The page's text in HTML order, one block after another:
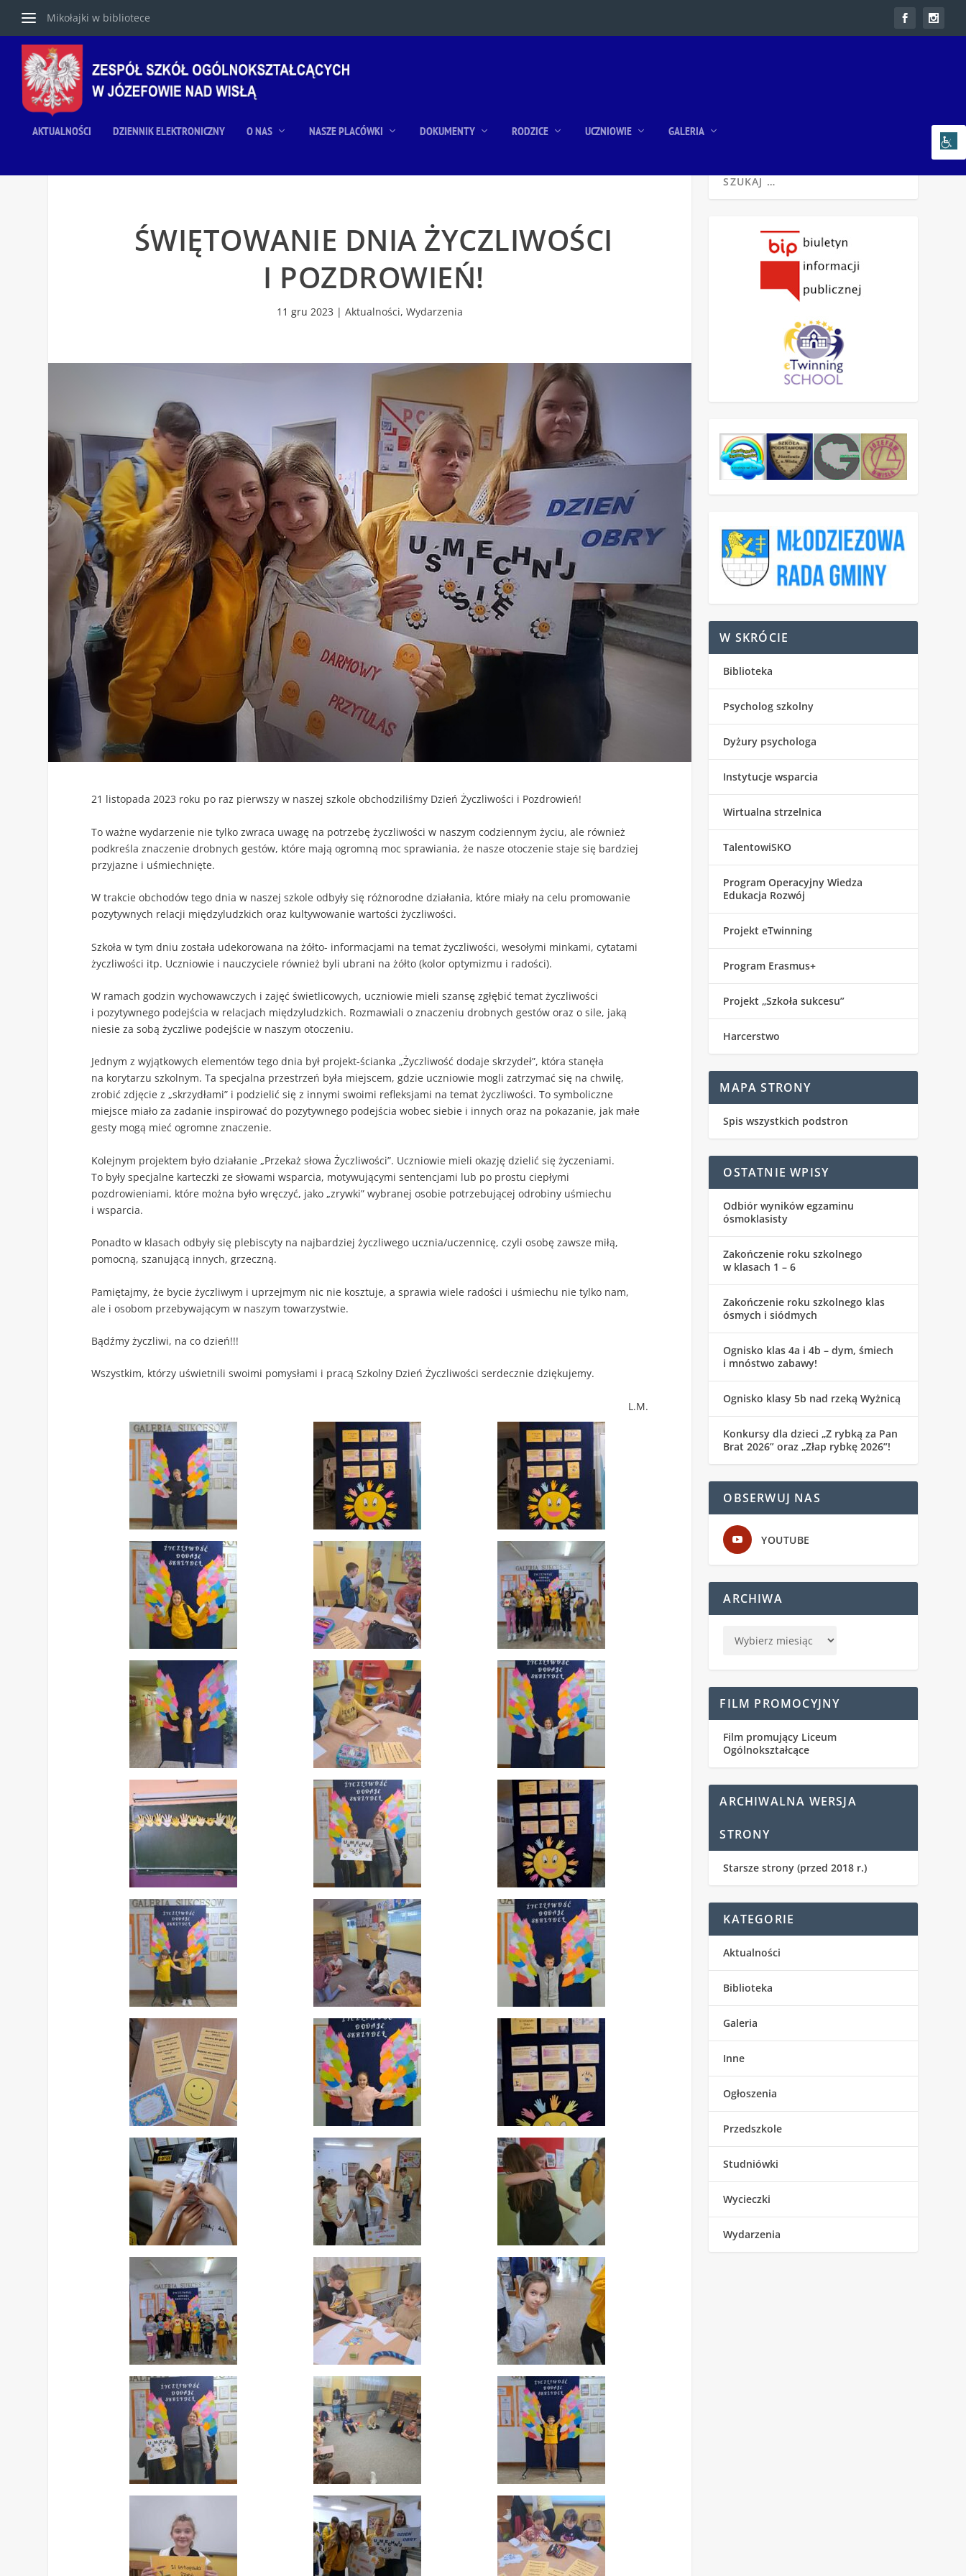
Mikołajki w bibliotece
AKTUALNOŚCI DZIENNIK ELEKTRONICZNY O NAS NASZE PLACÓWKI DOKUMENTY RODZICE UCZNIOWIE GALERIA
ŚWIĘTOWANIE DNIA ŻYCZLIWOŚCI
I POZDROWIEŃ!
11 gru 2023 |Aktualności,Wydarzenia
21 listopada 2023 roku po raz pierwszy w naszej szkole obchodziliśmy Dzień Życzliwości i Pozdrowień!
To ważne wydarzenie nie tylko zwraca uwagę na potrzebę życzliwości w naszym codziennym życiu, ale również
podkreśla znaczenie drobnych gestów, które mają ogromną moc sprawiania, że nasze otoczenie staje się bardziej
przyjazne i uśmiechnięte.
W trakcie obchodów tego dnia w naszej szkole odbyły się różnorodne działania, które miały na celu promowanie
pozytywnych relacji międzyludzkich oraz kultywowanie wartości życzliwości.
Szkoła w tym dniu została udekorowana na żółto- informacjami na temat życzliwości, wesołymi minkami, cytatami
życzliwości itp. Uczniowie i nauczyciele również byli ubrani na żółto (kolor optymizmu i radości).
W ramach godzin wychowawczych i zajęć świetlicowych, uczniowie mieli szansę zgłębić temat życzliwości
i pozytywnego podejścia w relacjach międzyludzkich. Rozmawiali o znaczeniu drobnych gestów oraz o sile, jaką
niesie za sobą życzliwe podejście w naszym otoczeniu.
Jednym z wyjątkowych elementów tego dnia był projekt-ścianka „Życzliwość dodaje skrzydeł”, która stanęła
na korytarzu szkolnym. Ta specjalna przestrzeń była miejscem, gdzie uczniowie mogli zatrzymać się na chwilę,
zrobić zdjęcie z „skrzydłami” i podzielić się z innymi swoimi refleksjami na temat życzliwości. To symboliczne
miejsce miało za zadanie inspirować do pozytywnego podejścia wobec siebie i innych oraz na pokazanie, jak małe
gesty mogą mieć ogromne znaczenie.
Kolejnym projektem było działanie „Przekaż słowa Życzliwości”. Uczniowie mieli okazję dzielić się życzeniami.
To były specjalne karteczki ze słowami wsparcia, motywującymi sentencjami lub po prostu ciepłymi
pozdrowieniami, które można było wręczyć, jako „zrywki” wybranej osobie potrzebującej odrobiny uśmiechu
i wsparcia.
Ponadto w klasach odbyły się plebiscyty na najbardziej życzliwego ucznia/uczennicę, czyli osobę zawsze miłą,
pomocną, szanującą innych, grzeczną.
Pamiętajmy, że bycie życzliwym i uprzejmym nic nie kosztuje, a sprawia wiele radości i uśmiechu nie tylko nam,
ale i osobom przebywającym w naszym towarzystwie.
Bądźmy życzliwi, na co dzień!!!
Wszystkim, którzy uświetnili swoimi pomysłami i pracą Szkolny Dzień Życzliwości serdecznie dziękujemy.
L.M.
W SKRÓCIE
Biblioteka
Psycholog szkolny
Dyżury psychologa
Instytucje wsparcia
Wirtualna strzelnica
TalentowiSKO
Program Operacyjny Wiedza
Edukacja Rozwój
Projekt eTwinning
Program Erasmus+
Projekt „Szkoła sukcesu”
Harcerstwo
MAPA STRONY
Spis wszystkich podstron
OSTATNIE WPISY
Odbiór wyników egzaminu
ósmoklasisty
Zakończenie roku szkolnego
w klasach 1 – 6
Zakończenie roku szkolnego klas
ósmych i siódmych
Ognisko klas 4a i 4b – dym, śmiech
i mnóstwo zabawy!
Ognisko klasy 5b nad rzeką Wyżnicą
Konkursy dla dzieci „Z rybką za Pan
Brat 2026” oraz „Złap rybkę 2026”!
OBSERWUJ NAS
YOUTUBE
ARCHIWA
FILM PROMOCYJNY
Film promujący Liceum
Ogólnokształcące
ARCHIWALNA WERSJA
STRONY
Starsze strony (przed 2018 r.)
KATEGORIE
Aktualności
Biblioteka
Galeria
Inne
Ogłoszenia
Przedszkole
Studniówki
Wycieczki
Wydarzenia